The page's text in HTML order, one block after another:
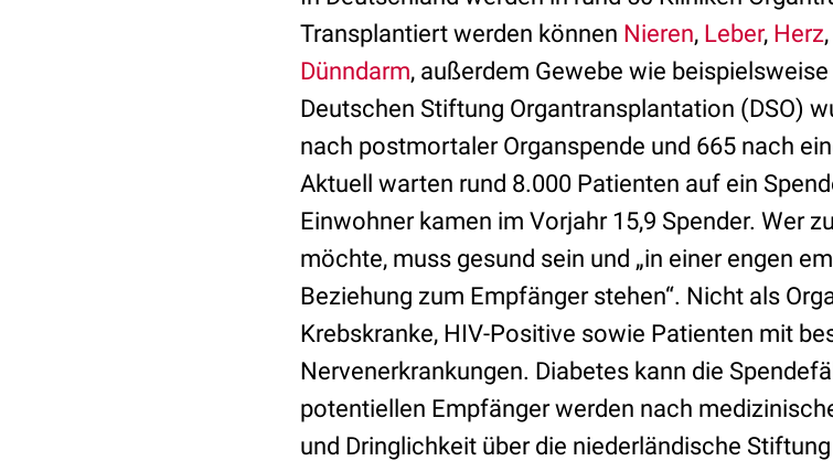
Transplantiert werden können Nieren, Leber, Herz,
Dünndarm, außerdem Gewebe wie beispielsweise
Deutschen Stiftung Organtransplantation (DSO)
nach postmortaler Organspende und 665 nach
Aktuell warten rund 8.000 Patienten auf ein
Einwohner kamen im Vorjahr 15,9 Spender. Wer
möchte, muss gesund sein und „in einer engen
Beziehung zum Empfänger stehen“. Nicht als
Krebskranke, HIV-Positive sowie Patienten mit
Nervenerkrankungen. Diabetes kann die
potentiellen Empfänger werden nach
und Dringlichkeit über die niederländische